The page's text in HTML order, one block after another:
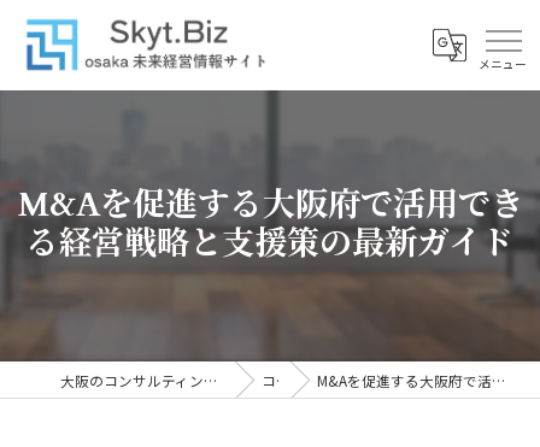
M&Aを促進する大阪府で活用でき
る経営戦略と支援策の最新ガイド
大阪のコンサルティングなら株式会社スカイトブレイン コラム M&Aを促進する大阪府で活用できる経営戦略と支援策の最新ガイド